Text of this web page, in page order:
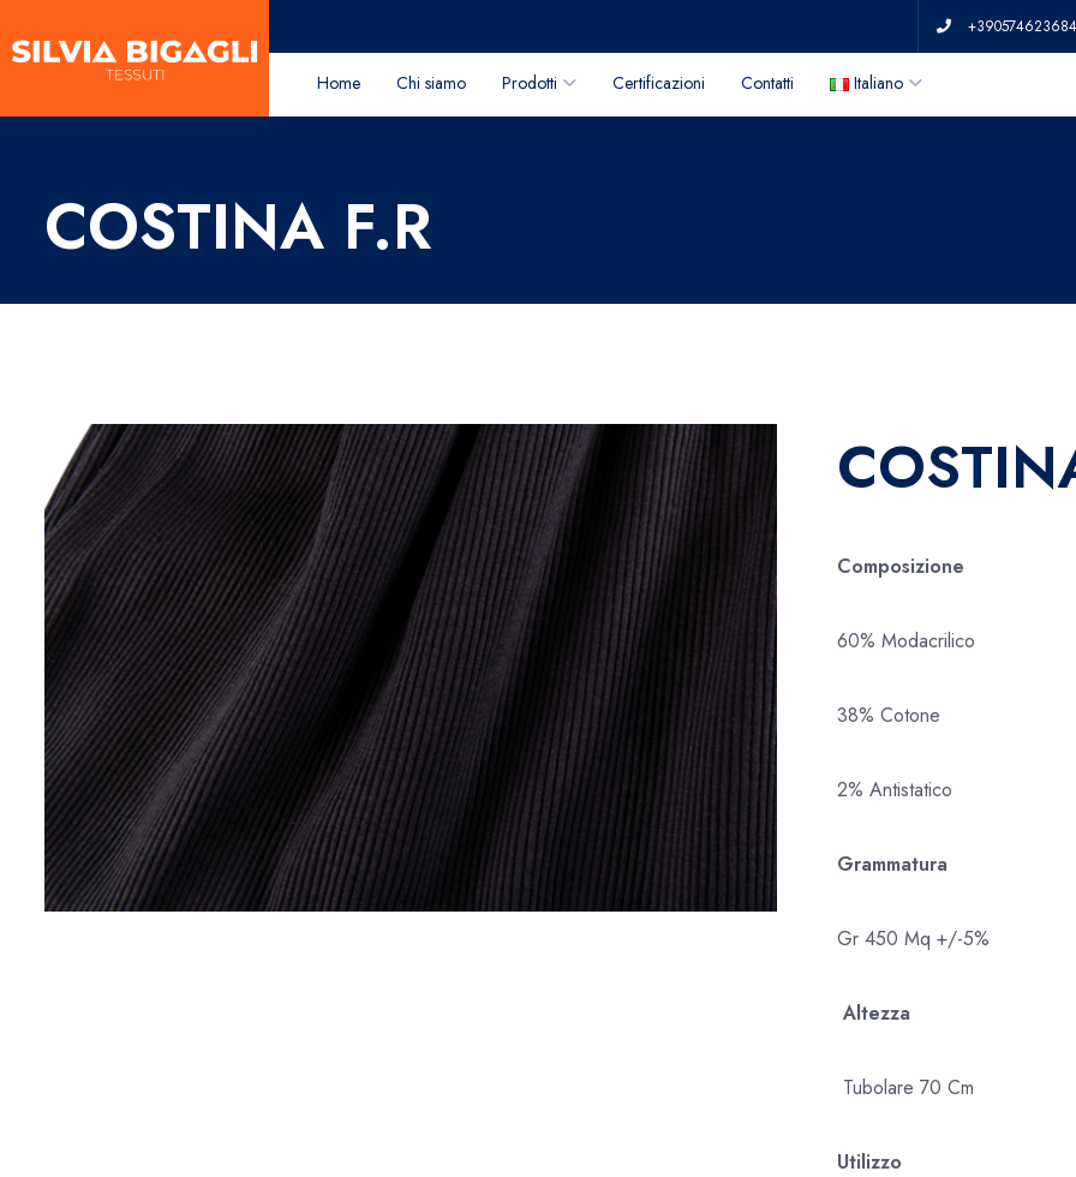
+390574623684
Home Chi siamo Prodotti Certificazioni Contatti Italiano
COSTINA F.R
Composizione
60% Modacrilico
38% Cotone
2% Antistatico
Grammatura
Gr 450 Mq +/-5%
Altezza
Tubolare 70 Cm
Utilizzo